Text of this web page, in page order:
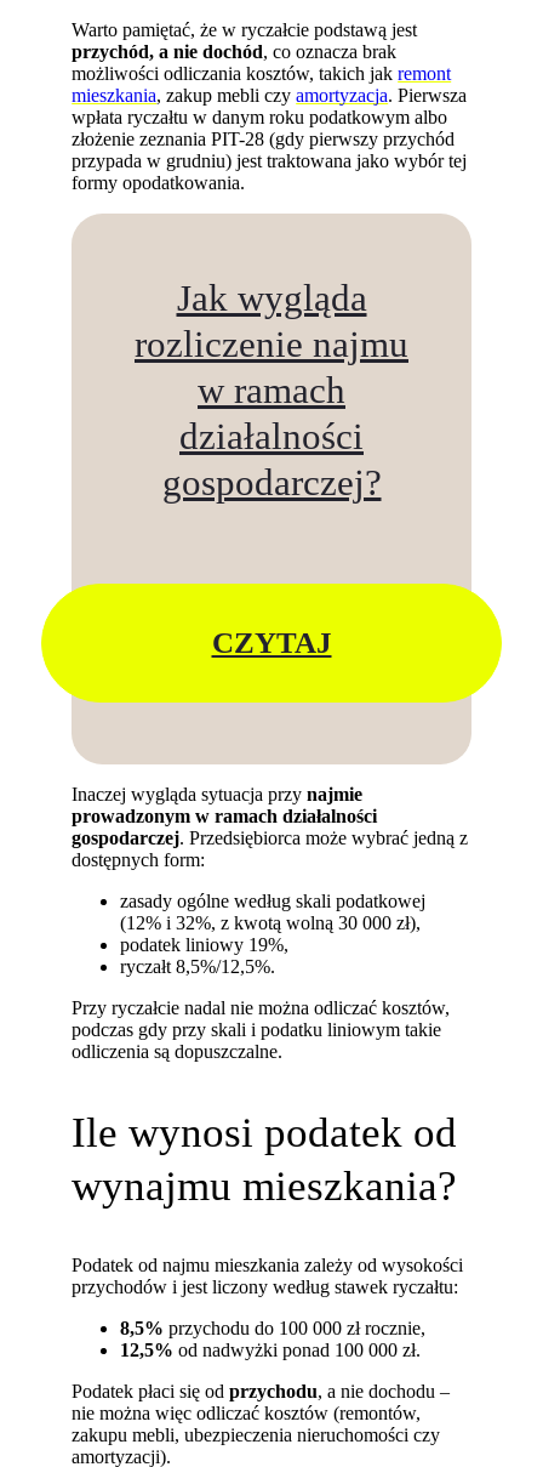
Warto pamiętać, że w ryczałcie podstawą jest
przychód, a nie dochód, co oznacza brak
możliwości odliczania kosztów, takich jakremont
mieszkania, zakup mebli czyamortyzacja. Pierwsza
wpłata ryczałtu w danym roku podatkowym albo
złożenie zeznania PIT-28 (gdy pierwszy przychód
przypada w grudniu) jest traktowana jako wybór tej
formy opodatkowania.
Jak wygląda
rozliczenie najmu
w ramach
działalności
gospodarczej?
CZYTAJ
Inaczej wygląda sytuacja przynajmie
prowadzonym w ramach działalności
gospodarczej. Przedsiębiorca może wybrać jedną z
dostępnych form:
zasady ogólne według skali podatkowej
(12% i 32%, z kwotą wolną 30 000 zł),
podatek liniowy 19%,
ryczałt 8,5%/12,5%.
Przy ryczałcie nadal nie można odliczać kosztów,
podczas gdy przy skali i podatku liniowym takie
odliczenia są dopuszczalne.
Ile wynosi podatek od
wynajmu mieszkania?
Podatek od najmu mieszkania zależy od wysokości
przychodów i jest liczony według stawek ryczałtu:
8,5% przychodu do 100 000 zł rocznie,
12,5% od nadwyżki ponad 100 000 zł.
Podatek płaci się odprzychodu, a nie dochodu –
nie można więc odliczać kosztów (remontów,
zakupu mebli, ubezpieczenia nieruchomości czy
amortyzacji).